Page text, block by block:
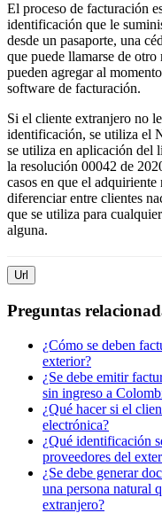
El proceso de facturación
identificación que le
desde un pasaporte, una
que puede llamarse de
pueden agregar al
software de facturación.
Si el cliente extranjero no
identificación, se utiliza el
se utiliza en aplicación del
la resolución 00042 de
casos en que el
diferenciar entre clientes
que se utiliza para
alguna.
Url
Preguntas
¿Cómo se deben
exterior?
¿Se debe emitir
sin ingreso a
¿Qué hacer si el
electrónica?
¿Qué identificación
proveedores del
¿Se debe generar
una persona natural
extranjero?